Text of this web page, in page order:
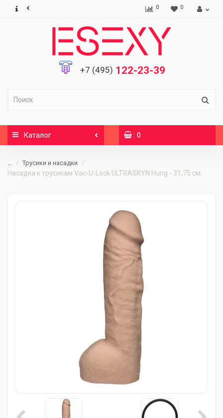
0 0
+7 (495) 122-23-39
Каталог : 0
... Трусики и насадки
Насадка к трусикам Vac-U-Lock ULTRASKYN Hung - 31,75 см.